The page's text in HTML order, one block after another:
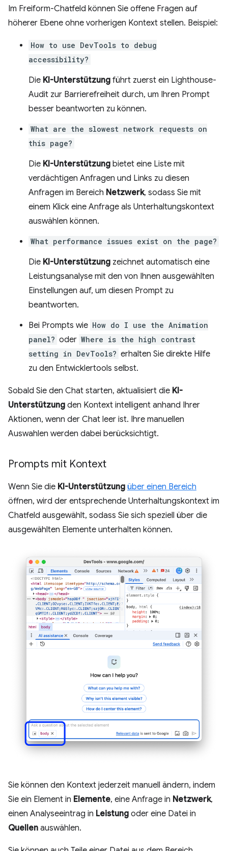
Im Freiform-Chatfeld können Sie offene Fragen auf
höherer Ebene ohne vorherigen Kontext stellen. Beispiel:
How to use DevTools to debug
accessibility?
Die KI-Unterstützung führt zuerst ein Lighthouse-
Audit zur Barrierefreiheit durch, um Ihren Prompt
besser beantworten zu können.
What are the slowest network requests on
this page?
Die KI-Unterstützung bietet eine Liste mit
verdächtigen Anfragen und Links zu diesen
Anfragen im Bereich Netzwerk, sodass Sie mit
einem Klick eine Anfrage als Unterhaltungskontext
auswählen können.
What performance issues exist on the page?
Die KI-Unterstützung zeichnet automatisch eine
Leistungsanalyse mit den von Ihnen ausgewählten
Einstellungen auf, um diesen Prompt zu
beantworten.
Bei Prompts wie How do I use the Animation
panel? oder Where is the high contrast
setting in DevTools? erhalten Sie direkte Hilfe
zu den Entwicklertools selbst.
Sobald Sie den Chat starten, aktualisiert die KI-
Unterstützung den Kontext intelligent anhand Ihrer
Aktionen, wenn der Chat leer ist. Ihre manuellen
Auswahlen werden dabei berücksichtigt.
Prompts mit Kontext
Wenn Sie die KI-Unterstützung über einen Bereich
öffnen, wird der entsprechende Unterhaltungskontext im
Chatfeld ausgewählt, sodass Sie sich speziell über die
ausgewählten Elemente unterhalten können.
Sie können den Kontext jederzeit manuell ändern, indem
Sie ein Element in Elemente, eine Anfrage in Netzwerk,
einen Analyseeintrag in Leistung oder eine Datei in
Quellen auswählen.